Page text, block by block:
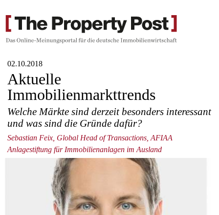
02.10.2018
Aktuelle
Immobilienmarkttrends
Welche Märkte sind derzeit besonders interessant
und was sind die Gründe dafür?
Sebastian Feix, Global Head of Transactions, AFIAA
Anlagestiftung für Immobilienanlagen im Ausland